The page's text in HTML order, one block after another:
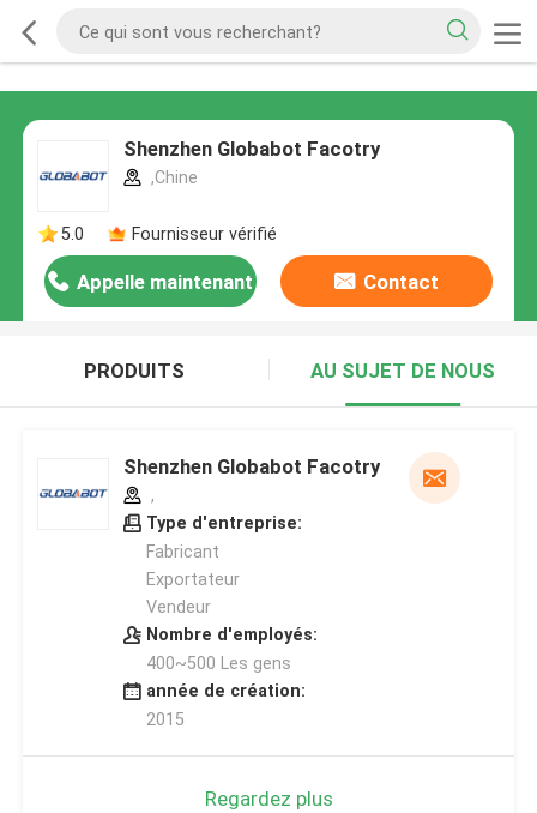
Shenzhen Globabot Facotry
,Chine
5.0 Fournisseur vérifié
Appelle maintenant Contact
PRODUITS AU SUJET DE NOUS
Shenzhen Globabot Facotry
,
Type d'entreprise:
Fabricant
Exportateur
Vendeur
Nombre d'employés:
400~500 Les gens
année de création:
2015
Regardez plus